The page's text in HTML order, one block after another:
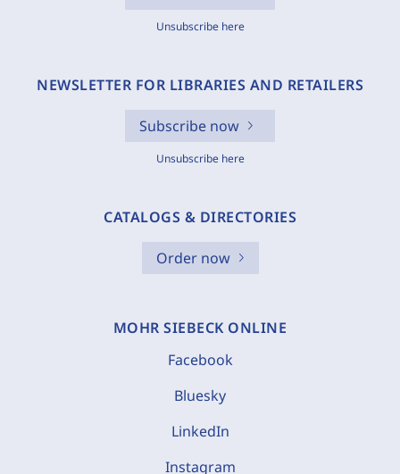
Unsubscribe here
NEWSLETTER FOR LIBRARIES AND RETAILERS
Subscribe now
Unsubscribe here
CATALOGS & DIRECTORIES
Order now
MOHR SIEBECK ONLINE
Facebook
Bluesky
LinkedIn
Instagram